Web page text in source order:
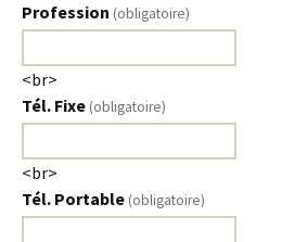
Profession (obligatoire)
<br>
Tél. Fixe (obligatoire)
<br>
Tél. Portable (obligatoire)